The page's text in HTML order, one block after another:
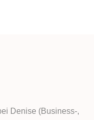
Denise (Business-,